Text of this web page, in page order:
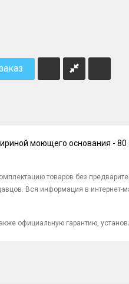
моющего основания - 80
товаров без
Вся информация в интернет-
официальную гарантию,